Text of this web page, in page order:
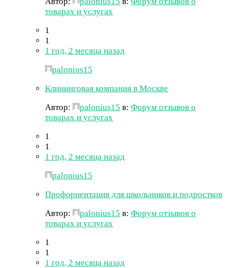
товарах и услугах
1
1
1 год, 2 месяца назад
palonius15
Клининговая компания в Москве
Автор:
palonius15 в: Форум отзывов о
товарах и услугах
1
1
1 год, 2 месяца назад
palonius15
Профориентация для школьников и подростков
Автор:
palonius15 в: Форум отзывов о
товарах и услугах
1
1
1 год, 2 месяца назад